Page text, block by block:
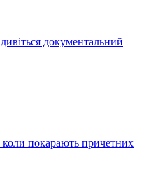
документальний
коли покарають причетних